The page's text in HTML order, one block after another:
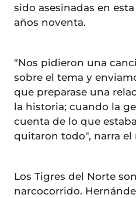
sido asesinadas en
años noventa.
"Nos pidieron una
sobre el tema y
que preparase una
la historia; cuando la
cuenta de lo que
quitaron todo", narra el
Los Tigres del Norte
narcocorrido.